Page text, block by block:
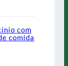
com
comida